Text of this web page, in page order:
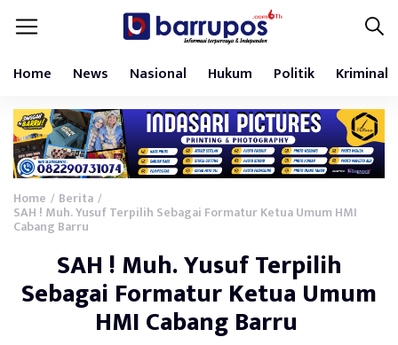
Home News Nasional Hukum Politik Kriminal
Home / Berita /
SAH ! Muh. Yusuf Terpilih Sebagai Formatur Ketua Umum HMI
Cabang Barru
SAH ! Muh. Yusuf Terpilih
Sebagai Formatur Ketua Umum
HMI Cabang Barru